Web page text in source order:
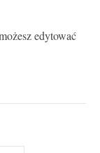
edytować